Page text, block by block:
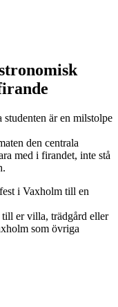
är en milstolpe
den centrala
med i firandet, inte stå
i Vaxholm till en
er villa, trädgård eller
som övriga